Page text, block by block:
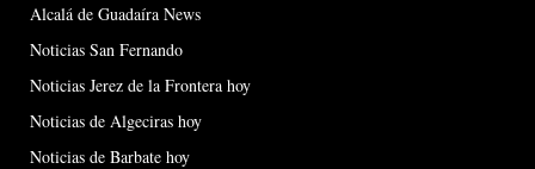
Alcalá de Guadaíra News
Noticias San Fernando
Noticias Jerez de la Frontera hoy
Noticias de Algeciras hoy
Noticias de Barbate hoy